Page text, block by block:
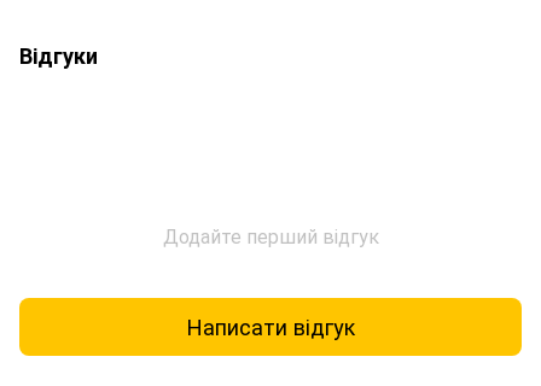
Відгуки
Додайте перший відгук
Написати відгук